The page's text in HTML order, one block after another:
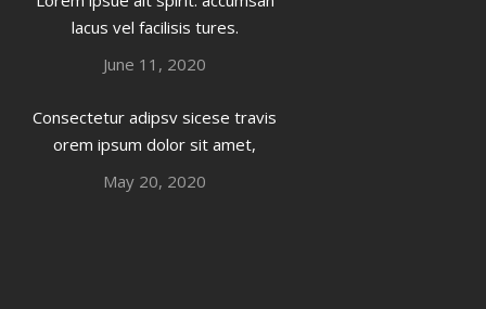
lacus vel facilisis tures.
June 11, 2020
Consectetur adipsv sicese travis
orem ipsum dolor sit amet,
May 20, 2020